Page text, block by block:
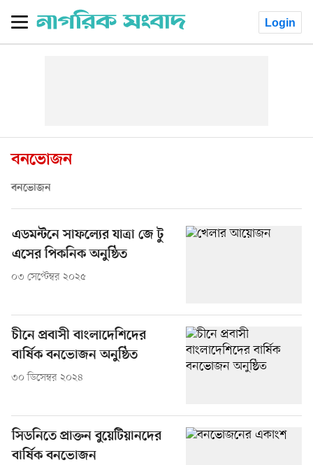
Login
বনভোজন
বনভোজন
এডমন্টনে সাফল্যের যাত্রা জে টু
এসের পিকনিক অনুষ্ঠিত
০৩ সেপ্টেম্বর ২০২৫
চীনে প্রবাসী বাংলাদেশিদের
বার্ষিক বনভোজন অনুষ্ঠিত
৩০ ডিসেম্বর ২০২৪
সিডনিতে প্রাক্তন বুয়েটিয়ানদের
বার্ষিক বনভোজন